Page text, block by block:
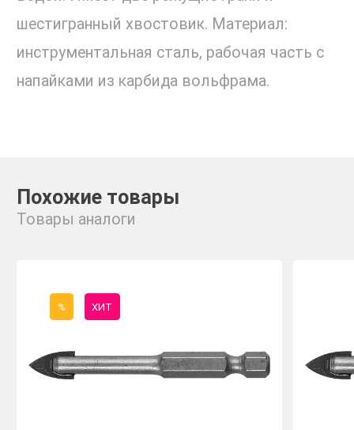
шестигранный хвостовик. Материал:
инструментальная сталь, рабочая часть с
напайками из карбида вольфрама.
Похожие товары
Товары аналоги
% ХИТ